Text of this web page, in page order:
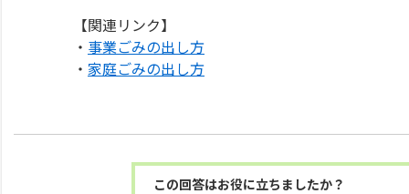
【関連リンク】
・ 事業ごみの出し方
・ 家庭ごみの出し方
この回答はお役に立ちましたか？